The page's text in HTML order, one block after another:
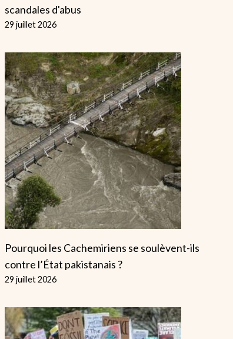
Burnham
Revendique Une
Nouvelle Ère…
Faisons-Lui La
ParAlice 22 juillet 2026
Traître Qui
Revient
ParAlice
scandales d'abus
29 juillet 2026
Pourquoi les Cachemiriens se soulèvent-ils
contre l’État pakistanais ?
29 juillet 2026